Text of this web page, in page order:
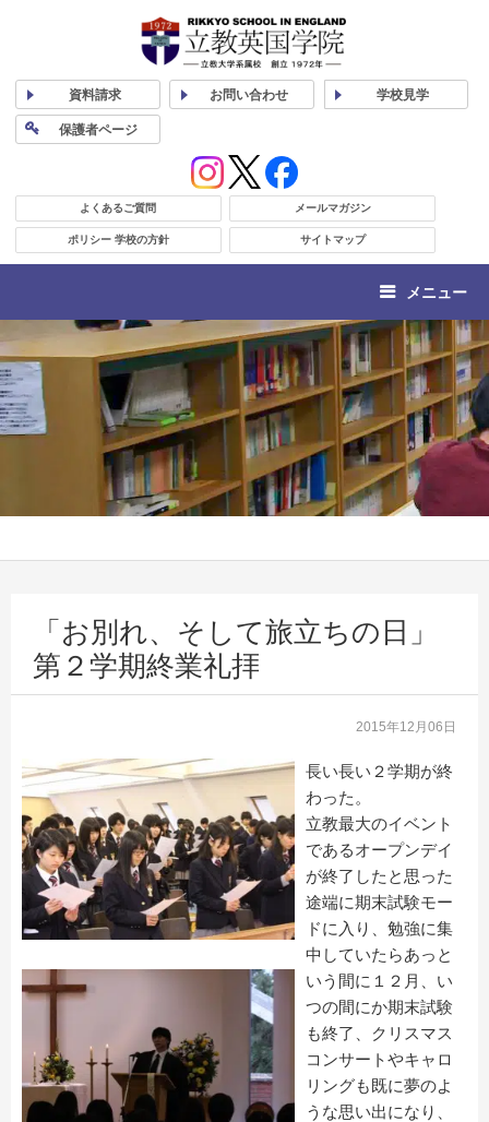
資料請求 お問い合わせ 学校見学
保護者ページ
よくあるご質問 メールマガジン
ポリシー 学校の方針 サイトマップ
メニュー
「お別れ、そして旅立ちの日」
第２学期終業礼拝
2015年12月06日
長い長い２学期が終
わった。
立教最大のイベント
であるオープンデイ
が終了したと思った
途端に期末試験モー
ドに入り、勉強に集
中していたらあっと
いう間に１２月、い
つの間にか期末試験
も終了、クリスマス
コンサートやキャロ
リングも既に夢のよ
うな思い出になり、